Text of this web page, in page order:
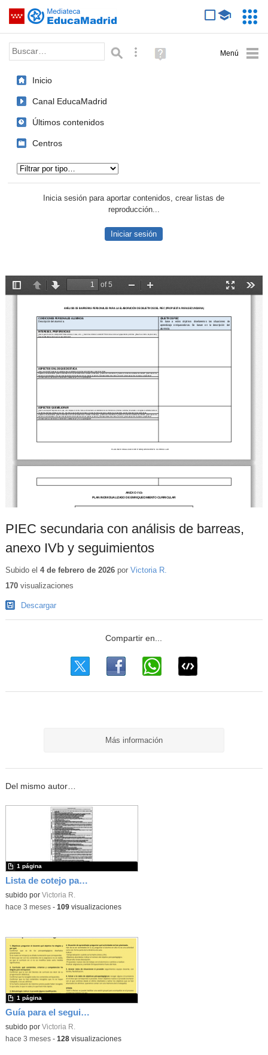
Saltar navegación
Palabra o frase: Búsqueda avanzada
Ayuda
(en
Inicio
Canal EducaMadrid
Últimos contenidos
Centros
Inicia sesión para aportar contenidos, crear listas de
reproducción...
Iniciar sesión
PIEC secundaria con análisis de barreas,
anexo IVb y seguimientos
Subido el 4 de febrero de 2026por Victoria R.
170visualizaciones
Descargar
Más información
Del mismo autor…
Lista de cotejo para el Plan de Acogida al PIEC
subido por Victoria R.
1 página
-hace 3 meses- 109visualizaciones
Guía para el seguimiento del PIEC por parte de Orientación
subido por Victoria R.
1 página
-hace 3 meses- 128visualizaciones